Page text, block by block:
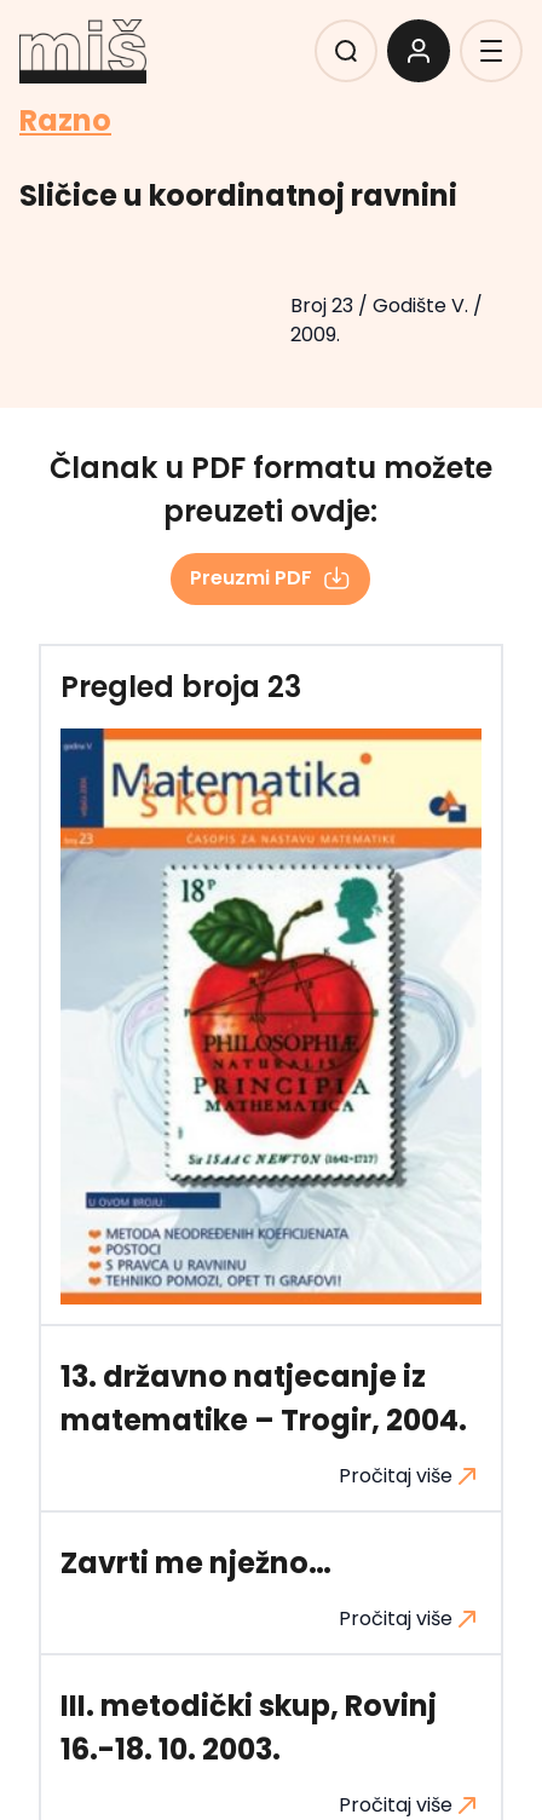
Razno
Sličice u koordinatnoj ravnini
Broj 23/ Godište V. /
2009.
Članak u PDF formatu možete
preuzeti ovdje:
Preuzmi PDF
Pregled broja 23
13. državno natjecanje iz
matematike – Trogir, 2004.
Pročitaj više
Zavrti me nježno…
Pročitaj više
III. metodički skup, Rovinj
16.-18. 10. 2003.
Pročitaj više